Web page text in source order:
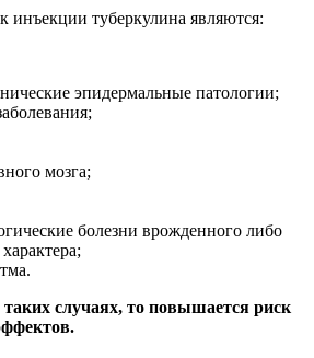
инъекции туберкулина являются:
эпидермальные патологии;
мозга;
болезни врожденного либо
случаях, то повышается риск